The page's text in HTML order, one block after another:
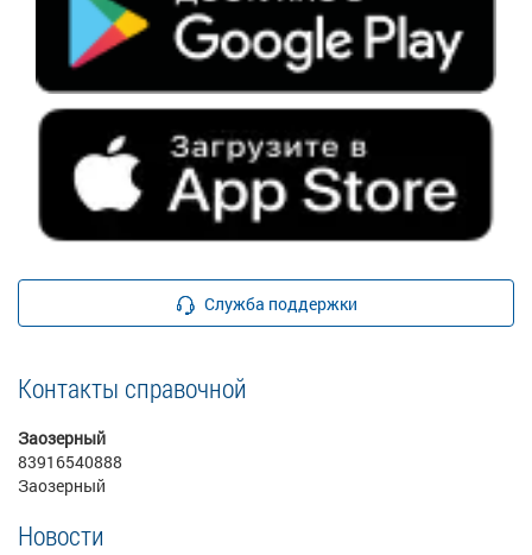
Служба поддержки
Контакты справочной
Заозерный
83916540888
Заозерный
Новости